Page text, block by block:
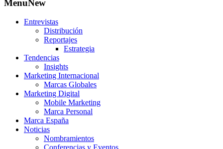
MenuNew
Entrevistas
Distribución
Reportajes
Estrategia
Tendencias
Insights
Marketing Internacional
Marcas Globales
Marketing Digital
Mobile Marketing
Marca Personal
Marca España
Noticias
Nombramientos